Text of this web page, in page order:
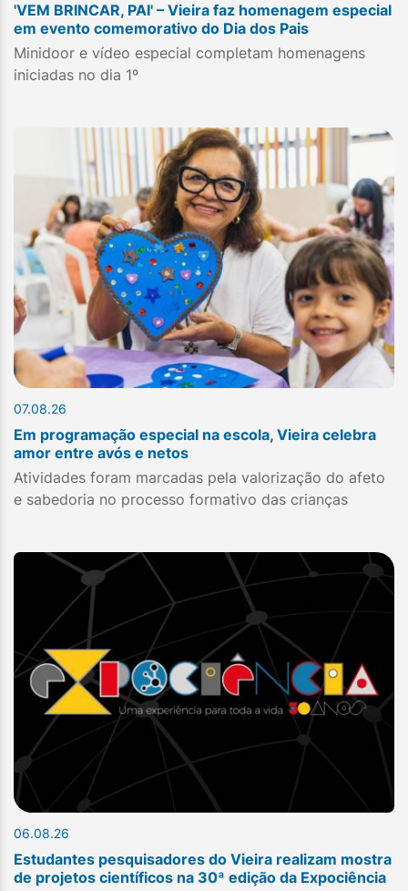
'VEM BRINCAR, PAI' – Vieira faz homenagem especial
em evento comemorativo do Dia dos Pais
Minidoor e vídeo especial completam homenagens
iniciadas no dia 1º
07.08.26
Em programação especial na escola, Vieira celebra
amor entre avós e netos
Atividades foram marcadas pela valorização do afeto
e sabedoria no processo formativo das crianças
06.08.26
Estudantes pesquisadores do Vieira realizam mostra
de projetos científicos na 30ª edição da Expociência